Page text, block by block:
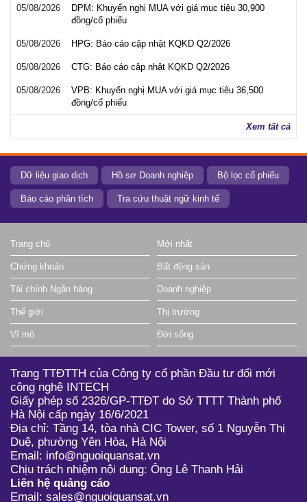
05/08/2026
DPM: Khuyến nghị MUA với giá mục tiêu 30,900
đồng/cổ phiếu
05/08/2026 HPG: Báo cáo cập nhật KQKD Q2/2026
05/08/2026 CTG: Báo cáo cập nhật KQKD Q2/2026
05/08/2026
VPB: Khuyến nghị MUA với giá mục tiêu 36,500
đồng/cổ phiếu
Xem tất cả
Dữ liệu giao dịch Hồ sơ Doanh nghiệp Bộ lọc cổ phiếu
Báo cáo phân tích Tra cứu thuật ngữ kinh tế
Trang chủ Mới nhất
Chứng khoán Bất động sản
Tài chính Ngân hàng Doanh nghiệp
Thế giới Thị trường
Vĩ mô Đời sống
Trang TTĐTTH của Công ty cổ phần Đầu tư đổi mới
công nghệ INTECH
Giấy phép số 2326/GP-TTĐT do Sở TTTT Thành phố
Hà Nội cấp ngày 16/6/2021
Địa chỉ: Tầng 14, tòa nhà CIC Tower, số 1 Nguyễn Thị
Duệ, phường Yên Hòa, Hà Nội
Email: info@nguoiquansat.vn
Chịu trách nhiệm nội dung: Ông Lê Thanh Hải
Liên hệ quảng cáo
Email: sales@nguoiquansat.vn